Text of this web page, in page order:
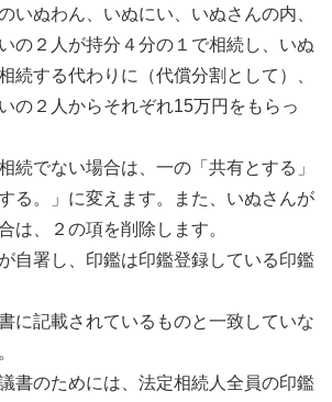
いぬわん、いぬにい、いぬさんの内、
の２人が持分４分の１で相続し、いぬ
続する代わりに（代償分割として）、
の２人からそれぞれ15万円をもらっ
続でない場合は、一の「共有とする」
る。」に変えます。また、いぬさんが
は、２の項を削除します。
自署し、印鑑は印鑑登録している印鑑
に記載されているものと一致していな
書のためには、法定相続人全員の印鑑